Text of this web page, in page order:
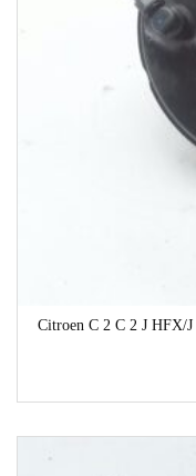
Citroen C 2 C 2 J HFX/